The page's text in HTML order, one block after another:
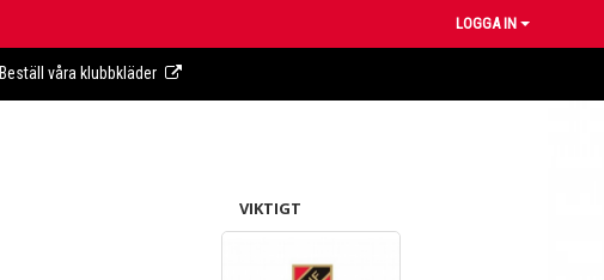
LOGGA IN
Beställ våra klubbkläder
VIKTIGT